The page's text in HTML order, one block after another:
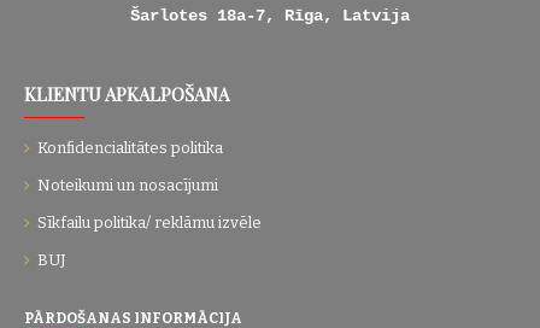
Šarlotes 18a-7, Rīga, Latvija
KLIENTU APKALPOŠANA
Konfidencialitātes politika
Noteikumi un nosacījumi
Sīkfailu politika/ reklāmu izvēle
BUJ
PĀRDOŠANAS INFORMĀCIJA